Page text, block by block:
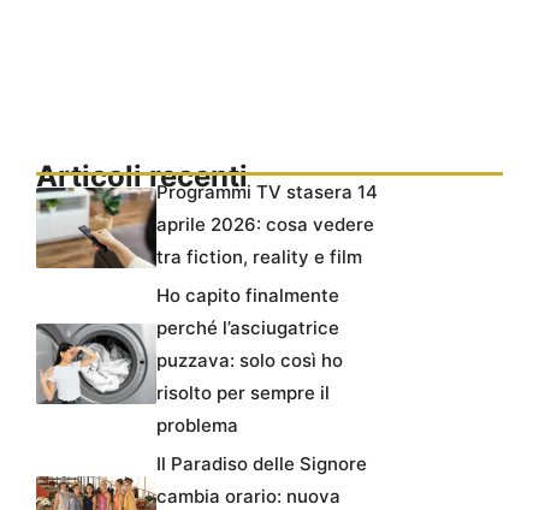
Articoli recentiProgrammi TV stasera 14
aprile 2026: cosa vedere
tra fiction, reality e film
Ho capito finalmente
perché l’asciugatrice
puzzava: solo così ho
risolto per sempre il
problema
Il Paradiso delle Signore
cambia orario: nuova